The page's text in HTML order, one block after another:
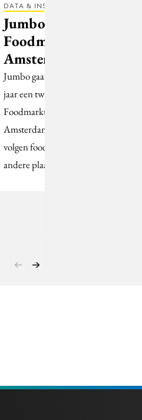
DATA & INSIGHTS
Jumbo opent
Foodmarkt in
Amsterdam
Jumbo gaat medio dit
jaar een tweede
Foodmarkt openen, in
Amsterdam. Daarna
volgen foodmarkten in
andere plaatsen.